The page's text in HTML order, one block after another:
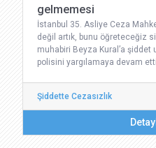
gelmemesi
İstanbul 35. Asliye Ceza
değil artık, bunu öğreteceğiz
muhabiri Beyza Kural’a
polisini yargılamaya devam
Şiddette Cezasızlık